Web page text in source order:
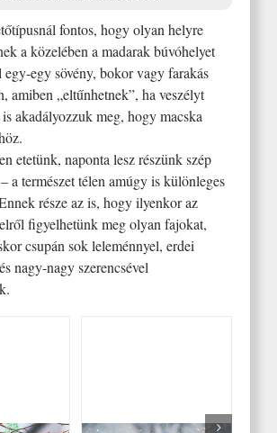
fontos, hogy olyan helyre
a közelében a madarak búvóhelyet
egy sövény, bokor vagy farakás
amiben „eltűnhetnek”, ha veszélyt
akadályozzuk meg, hogy macska
etetünk, naponta lesz részünk szép
a természet télen amúgy is különleges
része az is, hogy ilyenkor az
figyelhetünk meg olyan fajokat,
csupán sok leleménnyel, erdei
nagy-nagy szerencsével